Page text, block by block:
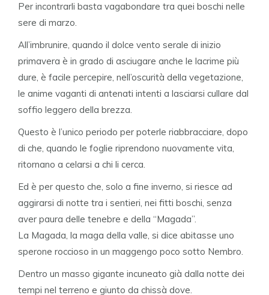
Per incontrarli basta vagabondare tra quei boschi nelle
sere di marzo.
All’imbrunire, quando il dolce vento serale di inizio
primavera è in grado di asciugare anche le lacrime più
dure, è facile percepire, nell’oscurità della vegetazione,
le anime vaganti di antenati intenti a lasciarsi cullare dal
soffio leggero della brezza.
Questo è l’unico periodo per poterle riabbracciare, dopo
di che, quando le foglie riprendono nuovamente vita,
ritornano a celarsi a chi li cerca.
Ed è per questo che, solo a fine inverno, si riesce ad
aggirarsi di notte tra i sentieri, nei fitti boschi, senza
aver paura delle tenebre e della “Magada”.
La Magada, la maga della valle, si dice abitasse uno
sperone roccioso in un maggengo poco sotto Nembro.
Dentro un masso gigante incuneato già dalla notte dei
tempi nel terreno e giunto da chissà dove.